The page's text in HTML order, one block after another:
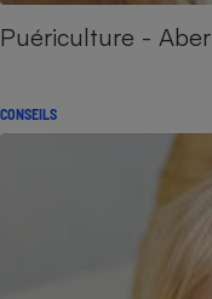
Puériculture -
CONSEILS